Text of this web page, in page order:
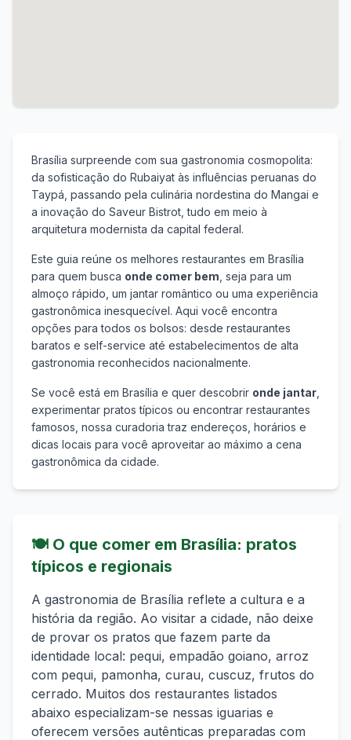
Brasília surpreende com sua gastronomia cosmopolita:
da sofisticação do Rubaiyat às influências peruanas do
Taypá, passando pela culinária nordestina do Mangai e
a inovação do Saveur Bistrot, tudo em meio à
arquitetura modernista da capital federal.
Este guia reúne os melhores restaurantes em Brasília
para quem busca onde comer bem , seja para um
almoço rápido, um jantar romântico ou uma experiência
gastronômica inesquecível. Aqui você encontra
opções para todos os bolsos: desde restaurantes
baratos e self-service até estabelecimentos de alta
gastronomia reconhecidos nacionalmente.
Se você está em Brasília e quer descobrir onde jantar
experimentar pratos típicos ou encontrar restaurantes
famosos, nossa curadoria traz endereços, horários e
dicas locais para você aproveitar ao máximo a cena
gastronômica da cidade.
🍽️ O que comer em Brasília: pratos
típicos e regionais
A gastronomia de Brasília reflete a cultura e a
história da região. Ao visitar a cidade, não deixe
de provar os pratos que fazem parte da
identidade local: pequi, empadão goiano, arroz
com pequi, pamonha, curau, cuscuz, frutos do
cerrado. Muitos dos restaurantes listados
abaixo especializam-se nessas iguarias e
oferecem versões autênticas preparadas com